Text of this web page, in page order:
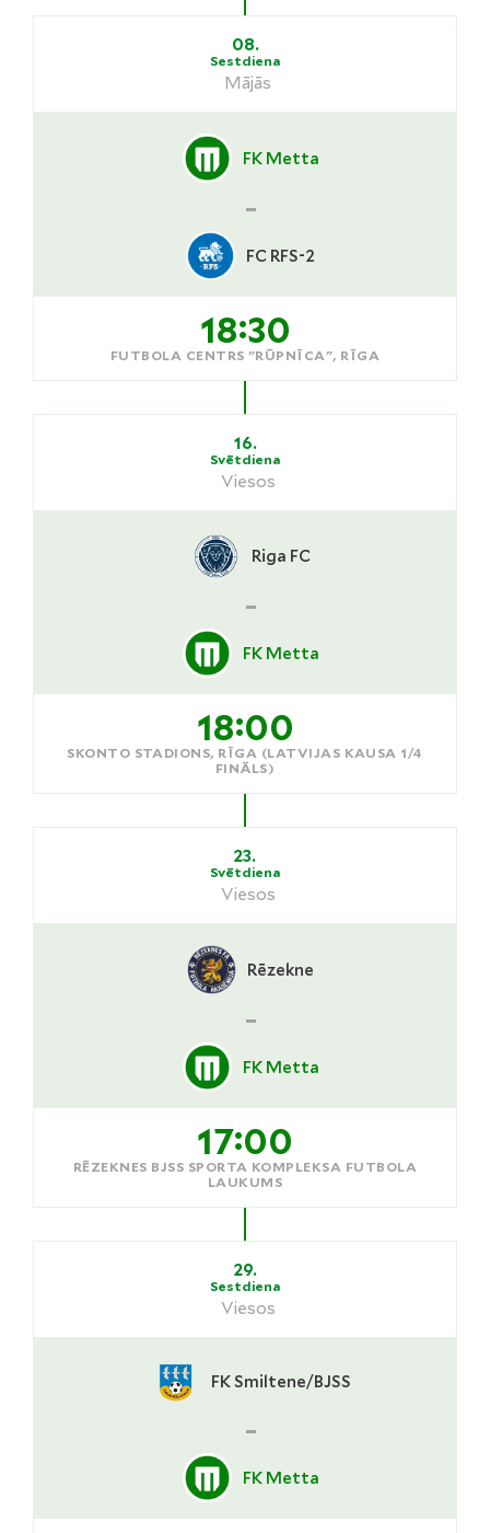
08.
Sestdiena
Mājās
FK Metta
-
FC RFS-2
18:30
FUTBOLA CENTRS "RŪPNĪCA", RĪGA
16.
Svētdiena
Viesos
Riga FC
-
FK Metta
18:00
SKONTO STADIONS, RĪGA (LATVIJAS KAUSA 1/4
FINĀLS)
23.
Svētdiena
Viesos
Rēzekne
-
FK Metta
17:00
RĒZEKNES BJSS SPORTA KOMPLEKSA FUTBOLA
LAUKUMS
29.
Sestdiena
Viesos
FK Smiltene/BJSS
-
FK Metta